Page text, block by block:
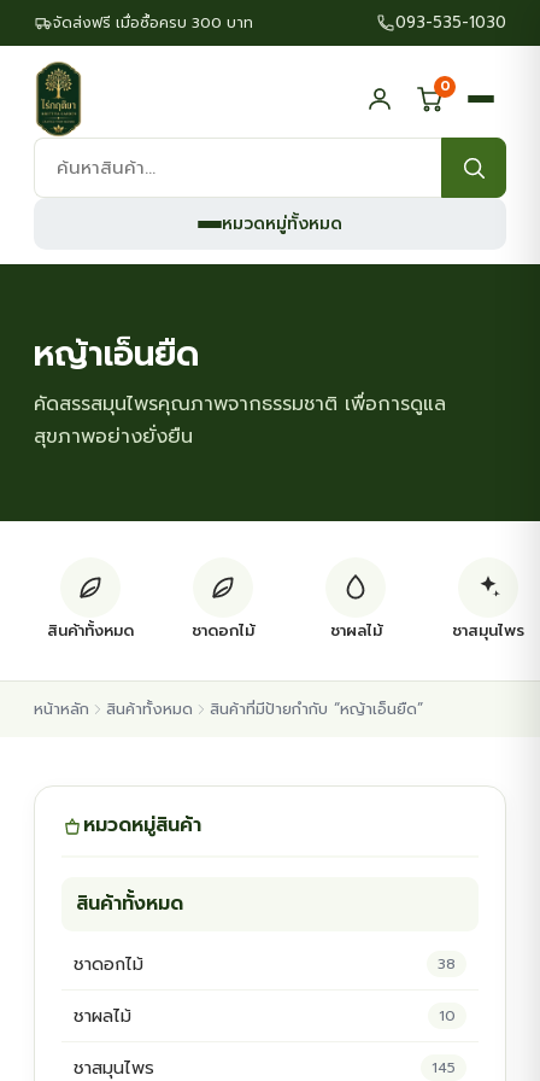
จัดส่งฟรี เมื่อซื้อครบ 300 บาท 093-535-1030
ค้นหา
สินค้า:
0
หมวดหมู่ทั้งหมด
ต้นพันธุ์สมุนไพร
ต้นพันธุ์ไม้ป่า
หญ้าเอ็นยืด
คัดสรรสมุนไพรคุณภาพจากธรรมชาติ เพื่อการดูแล
สุขภาพอย่างยั่งยืน
สินค้าทั้งหมด ชาดอกไม้ ชาผลไม้ ชาสมุนไพร
หน้าหลัก สินค้าทั้งหมด สินค้าที่มีป้ายกำกับ “หญ้าเอ็นยืด”
หมวดหมู่สินค้า
สินค้าทั้งหมด
ชาดอกไม้ 38
ชาผลไม้ 10
ชาสมุนไพร 145